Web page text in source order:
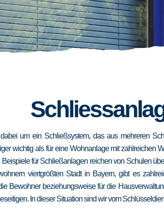
um ein Schließsystem, das aus mehreren
wichtig als für eine Wohnanlage mit zahlreichen
für Schließanlagen reichen von Schulen
viertgrößten Stadt in Bayern, gibt es
Bewohner beziehungsweise für die
In dieser Situation sind wir vom